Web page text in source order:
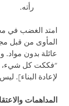
رأته.
امتد الغضب في
عائلة بدون مواد.
"فككت كل شيء،
لإعادة البناء].
المداهمات